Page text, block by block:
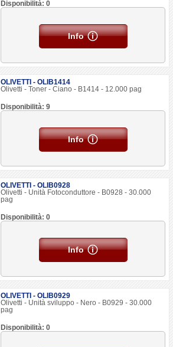
Disponibilità: 0
Info
OLIVETTI - OLIB1414
Olivetti - Toner - Ciano - B1414 - 12.000 pag
Disponibilità: 9
Info
OLIVETTI - OLIB0928
Olivetti - Unità Fotoconduttore - B0928 - 30.000
pag
Disponibilità: 0
Info
OLIVETTI - OLIB0929
Olivetti - Unità sviluppo - Nero - B0929 - 30.000
pag
Disponibilità: 0